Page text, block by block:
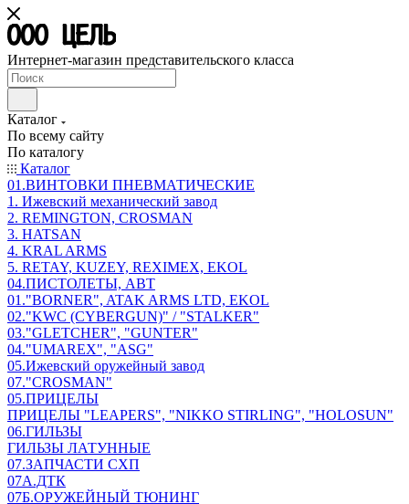
Интернет-магазин представительского класса
Каталог
По всему сайту
По каталогу
Каталог
01.ВИНТОВКИ ПНЕВМАТИЧЕСКИЕ
1. Ижевский механический завод
2. REMINGTON, CROSMAN
3. HATSAN
4. KRAL ARMS
5. RETAY, KUZEY, REXIMEX, EKOL
04.ПИСТОЛЕТЫ, АВТ
01."BORNER", ATAK ARMS LTD, EKOL
02."KWC (CYBERGUN)" / "STALKER"
03."GLETCHER", "GUNTER"
04."UMAREX", "ASG"
05.Ижевский оружейный завод
07."CROSMAN"
05.ПРИЦЕЛЫ
ПРИЦЕЛЫ "LEAPERS", "NIKKO STIRLING", "HOLOSUN"
06.ГИЛЬЗЫ
ГИЛЬЗЫ ЛАТУННЫЕ
07.ЗАПЧАСТИ СХП
07А.ДТК
07Б.ОРУЖЕЙНЫЙ ТЮНИНГ